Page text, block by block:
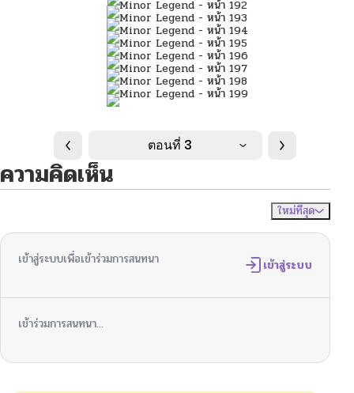
ตอนที่ 3
ความคิดเห็น
ใหม่ที่สุด
เข้าสู่ระบบเพื่อเข้าร่วมการสนทนา เข้าสู่ระบบ
เข้าร่วมการสนทนา...